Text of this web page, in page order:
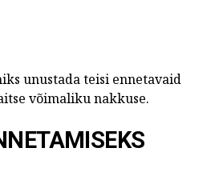
unustada teisi ennetavaid
võimaliku nakkuse.